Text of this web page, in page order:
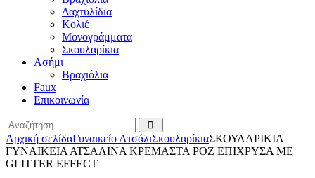
Δαχτυλίδια
Κολιέ
Μονογράμματα
Σκουλαρίκια
Ασήμι
Βραχιόλια
Faux
Επικοινωνία
Αρχική σελίδαΓυναικείο ΑτσάλιΣκουλαρίκιαΣΚΟΥΛΑΡΙΚΙΑ
ΓΥΝΑΙΚΕΙΑ ΑΤΣΑΛΙΝΑ ΚΡΕΜΑΣΤΑ ΡΟΖ ΕΠΙΧΡΥΣΑ ΜΕ
GLITTER EFFECT